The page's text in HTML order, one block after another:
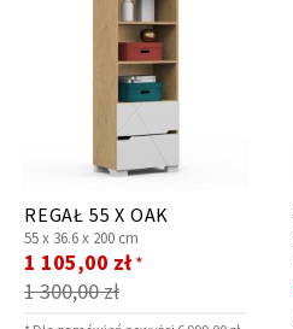
REGAŁ 55 X OAK
55 x 36.6 x 200 cm
1 300,00 zł
Cena
promocyjna
1 105,00 zł *
Wolnostojące
Biurko
Regał
Panele ścienne
Wszystkie dodatki